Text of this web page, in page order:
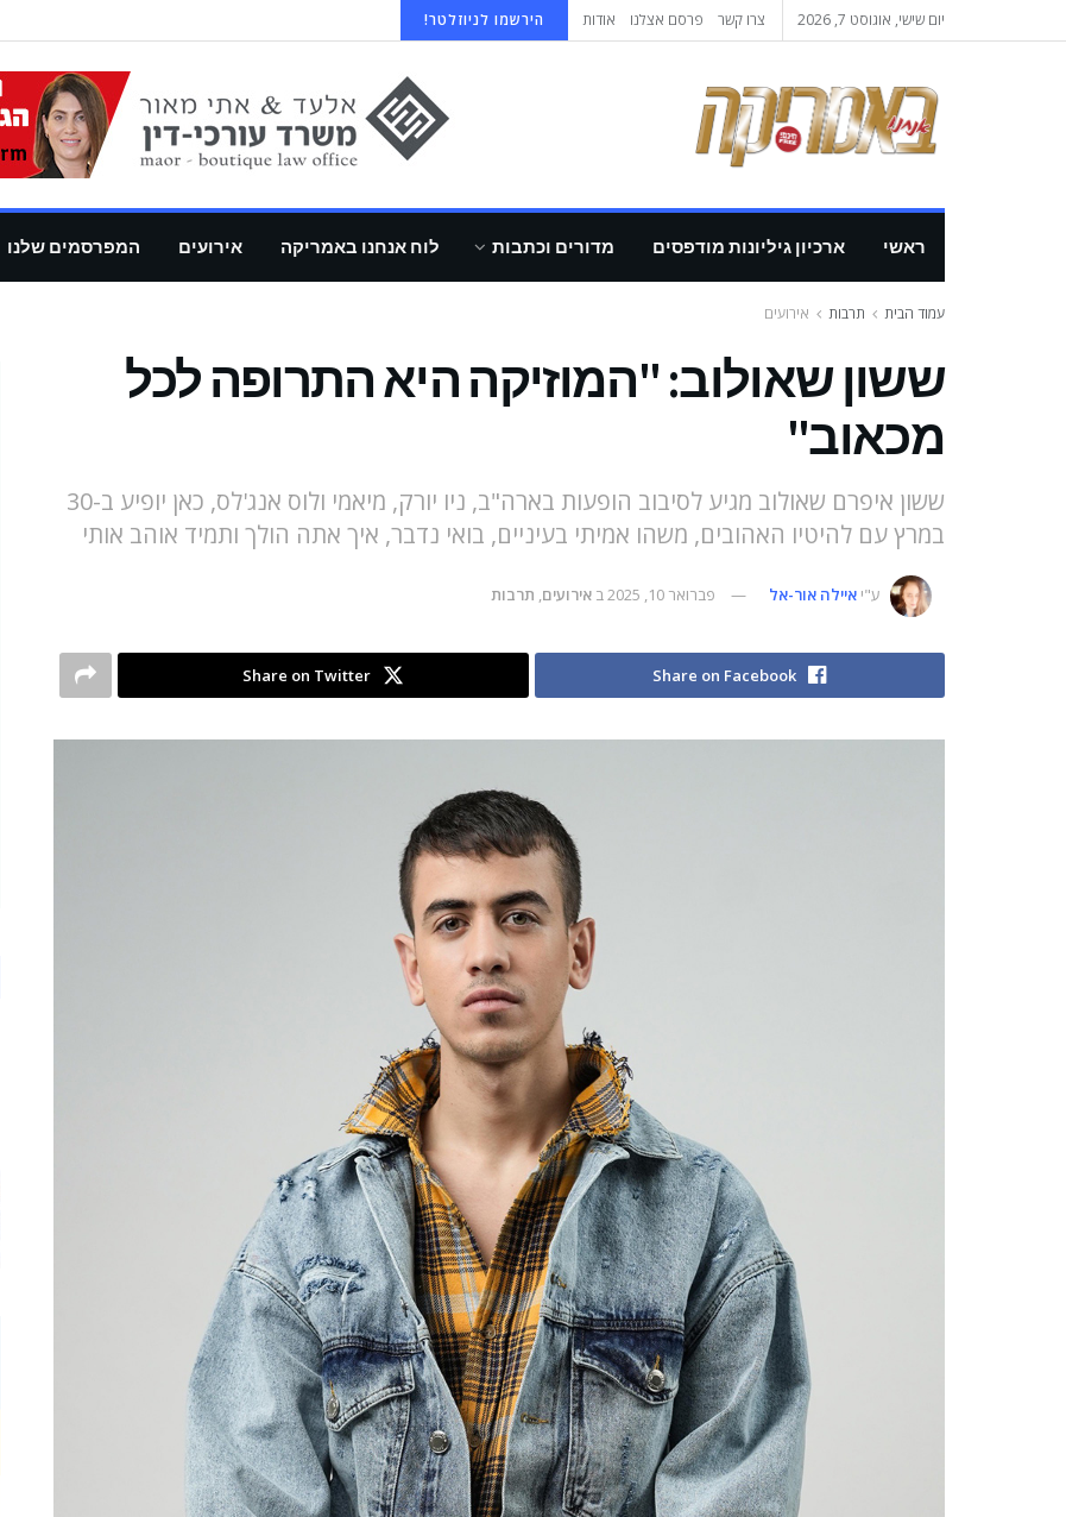
יום שישי, אוגוסט 7, 2026 צרו קשר פרסם אצלנו אודות הירשמו לניוזלטר!
ראשי ארכיון גיליונות מודפסים מדורים וכתבות לוח אנחנו באמריקה אירועים המפרסמים שלנו
עמוד הבית תרבות אירועים
ששון שאולוב: "המוזיקה היא התרופה לכל
מכאוב"
ששון איפרם שאולוב מגיע לסיבוב הופעות בארה"ב, ניו יורק, מיאמי ולוס אנג'לס, כאן יופיע ב-30
במרץ עם להיטיו האהובים, משהו אמיתי בעיניים, בואי נדבר, איך אתה הולך ותמיד אוהב אותי
ע"י איילה אור-אל פברואר 10, 2025 ב אירועים, תרבות
Share on Facebook
Share on Twitter